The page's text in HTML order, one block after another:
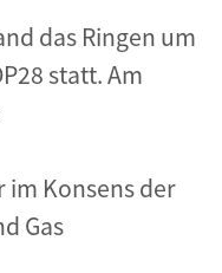
das Ringen um
statt. Am
im Konsens der
Gas